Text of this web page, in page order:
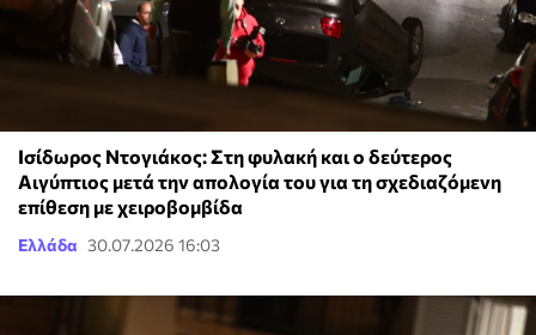
Ισίδωρος Ντογιάκος: Στη φυλακή και ο δεύτερος
Αιγύπτιος μετά την απολογία του για τη σχεδιαζόμενη
επίθεση με χειροβομβίδα
Ελλάδα 30.07.2026 16:03